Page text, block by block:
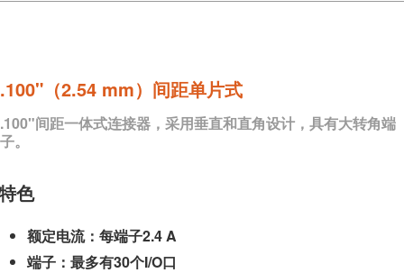
.100"（2.54 mm）间距单片式
.100"间距一体式连接器，采用垂直和直角设计，具有大转角端
子。
色
额定电流：每端子2.4 A
端子：最多有30个I/O口